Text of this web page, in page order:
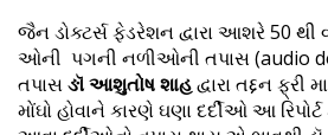
જૈન ડોક્ટર્સ ફેડરેશન દ્વારા આશરે 50 થી
ઓની પગની નળીઓની તપાસ (audio
તપાસઙૉ આશુતોષ શાહદ્વારા તદ્દન ફ્રી
મોંઘો હોવાને કારણે ઘણા દર્દીઓ આ